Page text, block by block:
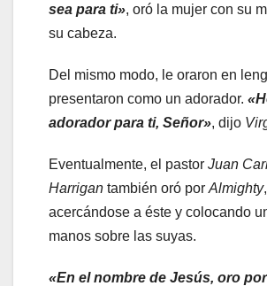
sea para ti», oró la mujer con su
su cabeza.
Del mismo modo, le oraron en
presentaron como un adorador.
adorador para ti, Señor», dijo
Eventualmente, el pastor Juan
Harrigan también oró por Almighty,
acercándose a éste y colocando
manos sobre las suyas.
«En el nombre de Jesús, oro